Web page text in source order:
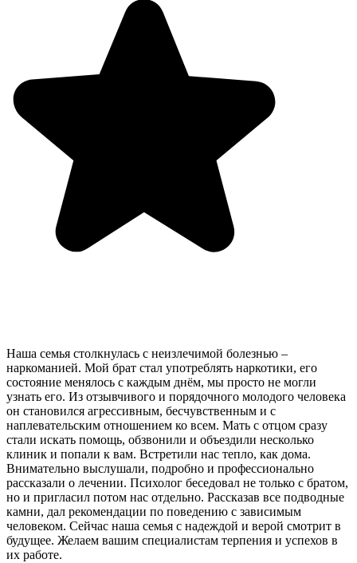
Наша семья столкнулась с неизлечимой болезнью –
наркоманией. Мой брат стал употреблять наркотики, его
состояние менялось с каждым днём, мы просто не могли
узнать его. Из отзывчивого и порядочного молодого человека
он становился агрессивным, бесчувственным и с
наплевательским отношением ко всем. Мать с отцом сразу
стали искать помощь, обзвонили и объездили несколько
клиник и попали к вам. Встретили нас тепло, как дома.
Внимательно выслушали, подробно и профессионально
рассказали о лечении. Психолог беседовал не только с братом,
но и пригласил потом нас отдельно. Рассказав все подводные
камни, дал рекомендации по поведению с зависимым
человеком. Сейчас наша семья с надеждой и верой смотрит в
будущее. Желаем вашим специалистам терпения и успехов в
их работе.